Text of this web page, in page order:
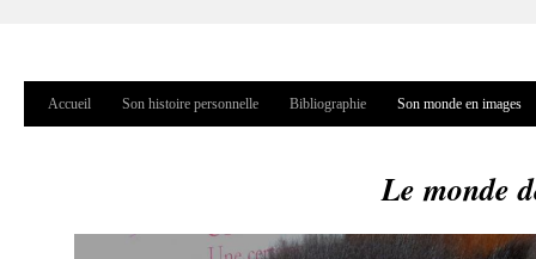
Menu principal
Accueil Son histoire personnelle Bibliographie Son monde en images
Le monde